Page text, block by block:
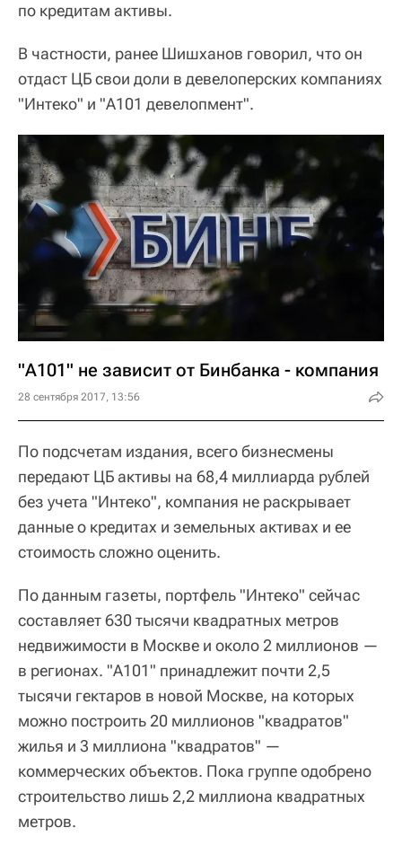
по кредитам активы.
В частности, ранее Шишханов говорил, что он
отдаст ЦБ свои доли в девелоперских компаниях
"Интеко" и "А101 девелопмент".
"А101" не зависит от Бинбанка - компания
28 сентября 2017, 13:56
По подсчетам издания, всего бизнесмены
передают ЦБ активы на 68,4 миллиарда рублей
без учета "Интеко", компания не раскрывает
данные о кредитах и земельных активах и ее
стоимость сложно оценить.
По данным газеты, портфель "Интеко" сейчас
составляет 630 тысячи квадратных метров
недвижимости в Москве и около 2 миллионов —
в регионах. "А101" принадлежит почти 2,5
тысячи гектаров в новой Москве, на которых
можно построить 20 миллионов "квадратов"
жилья и 3 миллиона "квадратов" —
коммерческих объектов. Пока группе одобрено
строительство лишь 2,2 миллиона квадратных
метров.